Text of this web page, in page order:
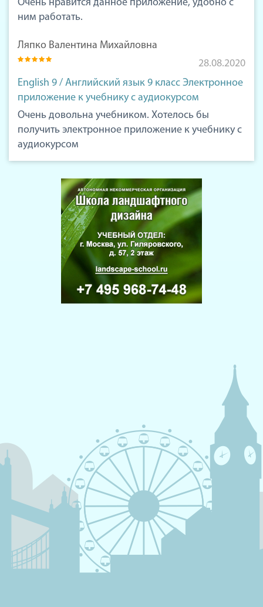
Очень нравится данное приложение, удобно с
ним работать.
Ляпко Валентина Михайловна
28.08.2020
English 9 / Английский язык 9 класс Электронное
приложение к учебнику с аудиокурсом
Очень довольна учебником. Хотелось бы
получить электронное приложение к учебнику с
аудиокурсом